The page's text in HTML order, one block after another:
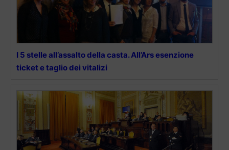
I 5 stelle all’assalto della casta. All’Ars esenzione
ticket e taglio dei vitalizi